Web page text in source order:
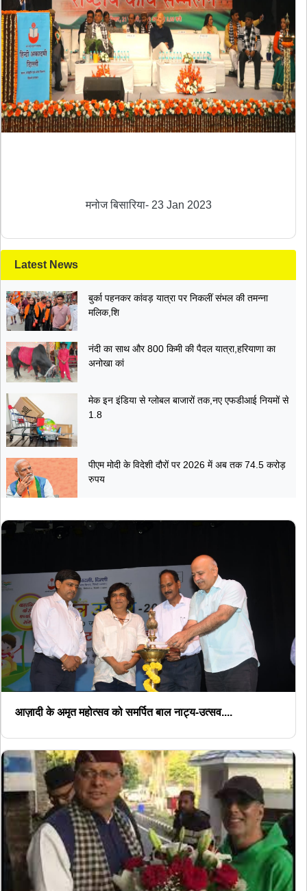
मनोज बिसारिया- 23 Jan 2023
Latest News
बुर्का पहनकर कांवड़ यात्रा पर निकलीं संभल की तमन्ना
मलिक,शि
नंदी का साथ और 800 किमी की पैदल यात्रा,हरियाणा का
अनोखा कां
मेक इन इंडिया से ग्लोबल बाजारों तक,नए एफडीआई नियमों से
1.8
पीएम मोदी के विदेशी दौरों पर 2026 में अब तक 74.5 करोड़
रुपय
आज़ादी के अमृत महोत्सव को समर्पित बाल नाट्य-उत्सव....